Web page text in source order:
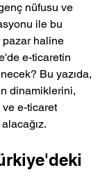
nüfusu ve
ile bu
haline
e-ticaretin
Bu yazıda,
dinamiklerini,
ve e-ticaret